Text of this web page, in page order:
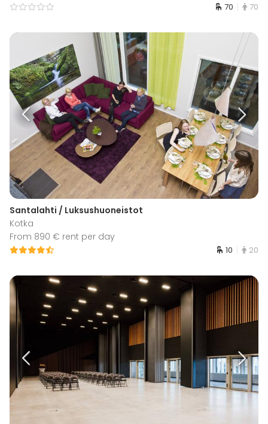
70 70
Santalahti / Luksushuoneistot
Kotka
From 890 € rent per day
10 20